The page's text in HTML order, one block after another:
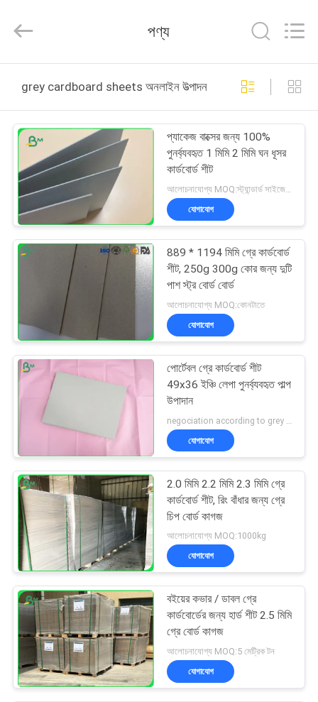
পণ্য
আমাদের
সম্বন্ধে
কারখানা
পরিদর্শন
নিয়ন্ত্রণ
আমাদের
সাথে
যোগাযোগ
খবর
মামলা
সাইট
ম্যাপ
গোপনীয়তা
নীতি
CO.,LTD.
পণ্য
grey cardboard sheets অনলাইন উত্পাদন
প্যাকেজ বাক্সের জন্য 100%
পুনর্ব্যবহৃত 1 মিমি 2 মিমি ঘন ধূসর
কার্ডবোর্ড শীট
আলোচনাযোগ্য MOQ:স্ট্যান্ডার্ড সাইজের জন্য 1 টন বা বিশেষ মাপের জন্য 5 টন
যোগাযোগ
889 * 1194 মিমি গ্রে কার্ডবোর্ড
শীট, 250g 300g কোর জন্য দুটি
পাশ স্ট্র বোর্ড বোর্ড
আলোচনাযোগ্য MOQ:কোনটাতে
যোগাযোগ
পোর্টেবল গ্রে কার্ডবোর্ড শীট
49x36 ইঞ্চি লেপা পুনর্ব্যবহৃত পাল্প
উপাদান
যোগাযোগ
2.0 মিমি 2.2 মিমি 2.3 মিমি গ্রে
কার্ডবোর্ড শীট, রিং বাঁধার জন্য গ্রে
চিপ বোর্ড কাগজ
আলোচনাযোগ্য MOQ:1000kg
যোগাযোগ
বইয়ের কভার / ডাবল গ্রে
কার্ডবোর্ডের জন্য হার্ড শীট 2.5 মিমি
গ্রে বোর্ড কাগজ
আলোচনাযোগ্য MOQ:5 মেট্রিক টন
যোগাযোগ